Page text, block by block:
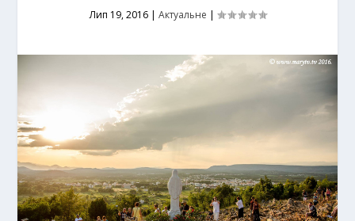
Лип 19, 2016| Актуальне |